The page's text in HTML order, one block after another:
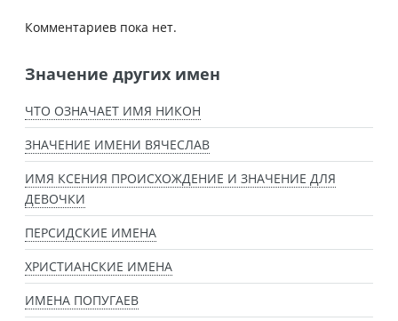
Комментариев пока нет.
Значение других имен
ЧТО ОЗНАЧАЕТ ИМЯ НИКОН
ЗНАЧЕНИЕ ИМЕНИ ВЯЧЕСЛАВ
ИМЯ КСЕНИЯ ПРОИСХОЖДЕНИЕ И ЗНАЧЕНИЕ ДЛЯ
ДЕВОЧКИ
ПЕРСИДСКИЕ ИМЕНА
ХРИСТИАНСКИЕ ИМЕНА
ИМЕНА ПОПУГАЕВ